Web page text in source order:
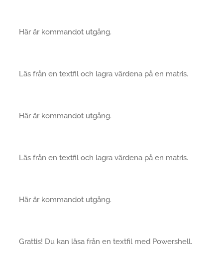
Här är kommandot utgång.
Läs från en textfil och lagra värdena på en matris.
Här är kommandot utgång.
Läs från en textfil och lagra värdena på en matris.
Här är kommandot utgång.
Grattis! Du kan läsa från en textfil med Powershell.